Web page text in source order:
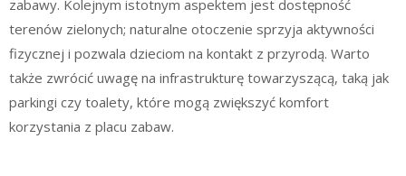
zabawy. Kolejnym istotnym aspektem jest dostępność
terenów zielonych; naturalne otoczenie sprzyja aktywności
fizycznej i pozwala dzieciom na kontakt z przyrodą. Warto
także zwrócić uwagę na infrastrukturę towarzyszącą, taką jak
parkingi czy toalety, które mogą zwiększyć komfort
korzystania z placu zabaw.